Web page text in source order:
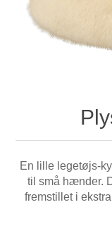
En lille legetøjs-
til små hænder.
fremstillet i